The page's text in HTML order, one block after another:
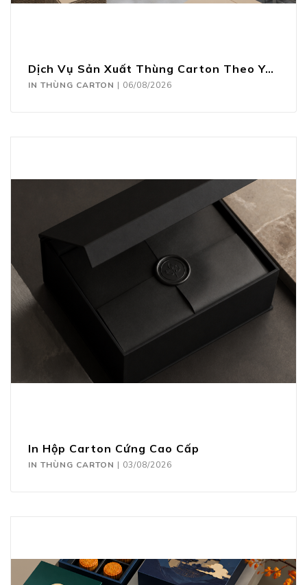
Dịch Vụ Sản Xuất Thùng Carton Theo Yêu Cầu
IN THÙNG CARTON | 06/08/2026
In Hộp Carton Cứng Cao Cấp
IN THÙNG CARTON | 03/08/2026